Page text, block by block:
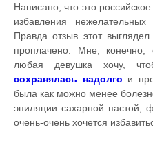
Написано, что это
избавления
Правда отзыв этот
проплачено. Мне, конечно,
любая девушка хочу,
сохранялась надолго и
была как можно менее
эпиляции сахарной пастой,
очень-очень хочется